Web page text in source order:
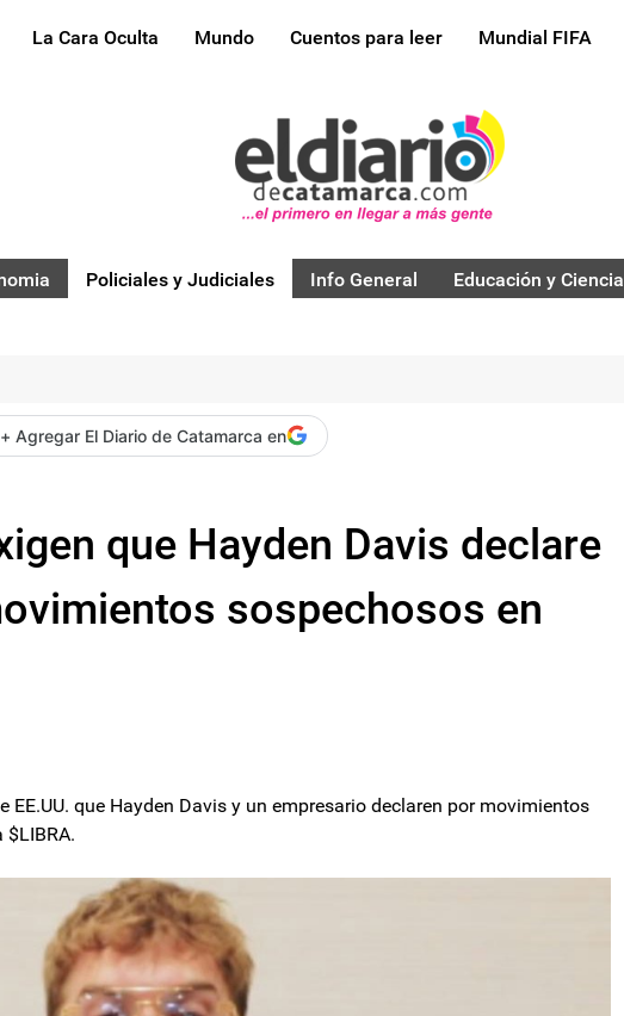
La Cara Oculta Mundo Cuentos para leer Mundial FIFA
Policiales y Judiciales Info General Educación y Ciencia
+ Agregar El Diario de Catamarca en
que Hayden Davis declare
sospechosos en
que Hayden Davis y un empresario declaren por movimientos